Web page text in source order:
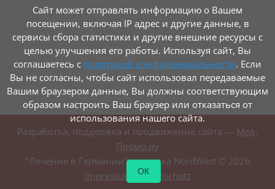
Разработка, поддержка и продвижение сайта — Мед-
Промо.ру
"Лечение в Германии", клиника NordWest © 2026
Impressum
/Datenschutz
Сайт может отправлять информацию о Вашем
посещении, включая IP адрес и другие данные, в
сервисы сбора статистики и другие внешние ресурсы с
целью улучшения его работы. Используя сайт, Вы
соглашаетесь с политикой конфиденциальности. Если
Вы не согласны, чтобы сайт использовал передаваемые
Вашим браузером данные, Вы должны соответствующим
образом настроить Ваш браузер или отказаться от
использования нашего сайта.
ОК